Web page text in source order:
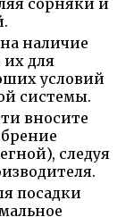
сорняки и
наличие
их для
условий
системы.
вносите
следуя
посадки